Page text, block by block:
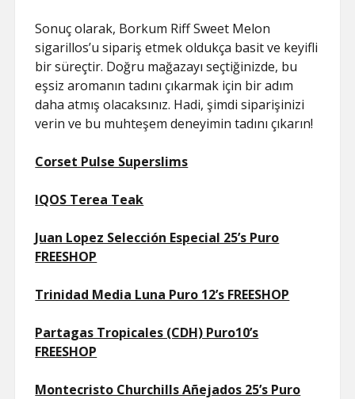
Sonuç olarak, Borkum Riff Sweet Melon
sigarillos’u sipariş etmek oldukça basit ve keyifli
bir süreçtir. Doğru mağazayı seçtiğinizde, bu
eşsiz aromanın tadını çıkarmak için bir adım
daha atmış olacaksınız. Hadi, şimdi siparişinizi
verin ve bu muhteşem deneyimin tadını çıkarın!
Corset Pulse Superslims
IQOS Terea Teak
Juan Lopez Selección Especial 25’s Puro
FREESHOP
Trinidad Media Luna Puro 12’s FREESHOP
Partagas Tropicales (CDH) Puro10’s
FREESHOP
Montecristo Churchills Añejados 25’s Puro